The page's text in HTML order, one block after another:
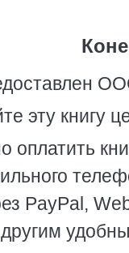
эту книгу
оплатить
PayPal,